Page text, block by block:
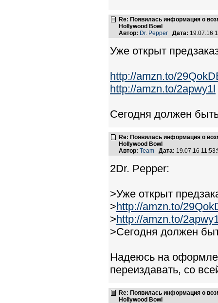
Re: Появилась информация о
Hollywood Bowl
Автор: Dr. Pepper Дата: 19.07.16
Уже открыт
http://amzn.to/
http://amzn.to/2apwy1l
Сегодня должен
Re: Появилась информация о
Hollywood Bowl
Автор: Team Дата: 19.07.16
2Dr. Pepper:
>Уже открыт
>http://amzn.to/
>http://amzn.to/
>Сегодня должен
Надеюсь на
переиздавать, со
Re: Появилась информация о
Hollywood Bowl